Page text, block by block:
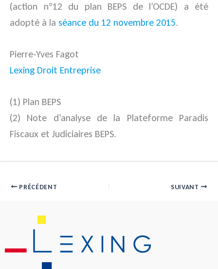
(action n°12 du plan BEPS de l’OCDE) a été
adopté à la séance du 12 novembre 2015.
Pierre-Yves Fagot
Lexing Droit Entreprise
(1) Plan BEPS
(2) Note d’analyse de la Plateforme Paradis
Fiscaux et Judiciaires BEPS.
PRÉCÉDENT SUIVANT